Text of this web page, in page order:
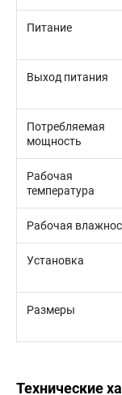
Питание
Выход питания
Потребляемая
мощность
Рабочая
температура
Рабочая
Установка
Размеры
Технические